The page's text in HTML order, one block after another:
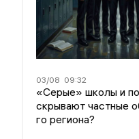
03/08 09:32
«Серые» школы и
скрывают частные
го региона?